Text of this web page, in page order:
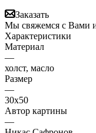
Заказать
Мы свяжемся с Вами и
Характеристики
Материал
—
холст, масло
Размер
—
30х50
Автор картины
—